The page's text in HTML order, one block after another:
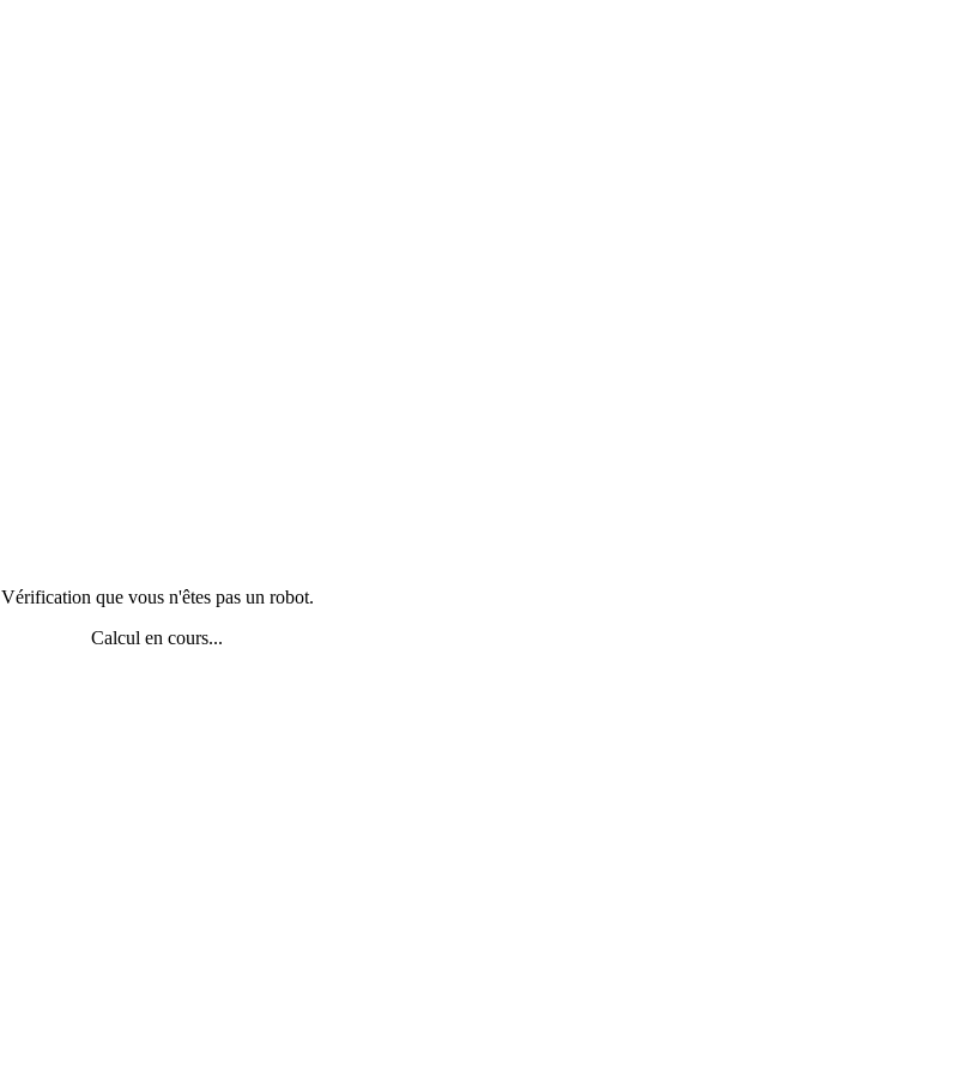
Vérification que vous n'êtes pas un robot.
Calcul en cours...